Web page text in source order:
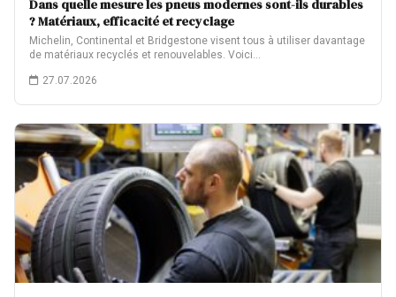
Dans quelle mesure les pneus modernes sont-ils durables
? Matériaux, efficacité et recyclage
Michelin, Continental et Bridgestone visent tous à utiliser davantage
de matériaux recyclés et renouvelables. Voici…
27.07.2026